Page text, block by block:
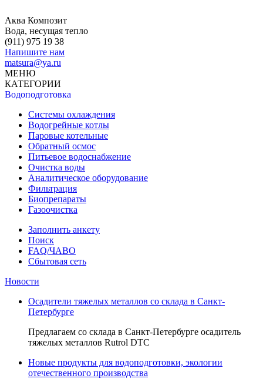
Аква Композит
Вода, несущая тепло
(911) 975 19 38
Напишите нам
matsura@ya.ru
МЕНЮ
КАТЕГОРИИ
Водоподготовка
Системы охлаждения
Водогрейные котлы
Паровые котельные
Обратный осмос
Питьевое водоснабжение
Очистка воды
Аналитическое оборудование
Фильтрация
Биопрепараты
Газоочистка
Заполнить анкету
Поиск
FAQ/ЧАВО
Сбытовая сеть
Новости
Осадители тяжелых металлов со склада в Санкт-
Петербурге
Предлагаем со склада в Санкт-Петербурге осадитель
тяжелых металлов Rutrol DTC
Новые продукты для водоподготовки, экологии
отечественного производства